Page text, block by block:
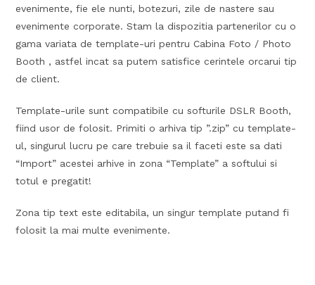
evenimente, fie ele nunti, botezuri, zile de nastere sau
evenimente corporate. Stam la dispozitia partenerilor cu o
gama variata de template-uri pentru Cabina Foto / Photo
Booth , astfel incat sa putem satisfice cerintele orcarui tip
de client.
Template-urile sunt compatibile cu softurile DSLR Booth,
fiind usor de folosit. Primiti o arhiva tip ”.zip” cu template-
ul, singurul lucru pe care trebuie sa il faceti este sa dati
“Import” acestei arhive in zona “Template” a softului si
totul e pregatit!
Zona tip text este editabila, un singur template putand fi
folosit la mai multe evenimente.